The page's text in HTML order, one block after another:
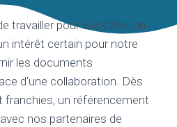
travailler pour Easy2Go, un
intérêt certain pour notre
les documents
d'une collaboration. Dès
un référencement
nos partenaires de